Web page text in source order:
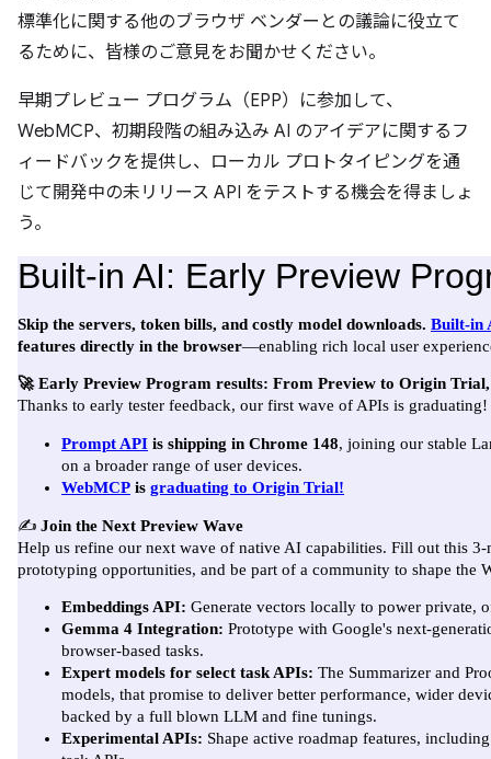
標準化に関する他のブラウザ ベンダーとの議論に役立て
るために、皆様のご意見をお聞かせください。
早期プレビュー プログラム（EPP）に参加して、
WebMCP、初期段階の組み込み AI のアイデアに関するフ
ィードバックを提供し、ローカル プロトタイピングを通
じて開発中の未リリース API をテストする機会を得ましょ
う。